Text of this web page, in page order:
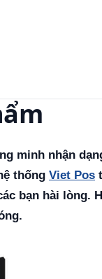
minh nhận
thống Viet Pos
bạn hài lòng.